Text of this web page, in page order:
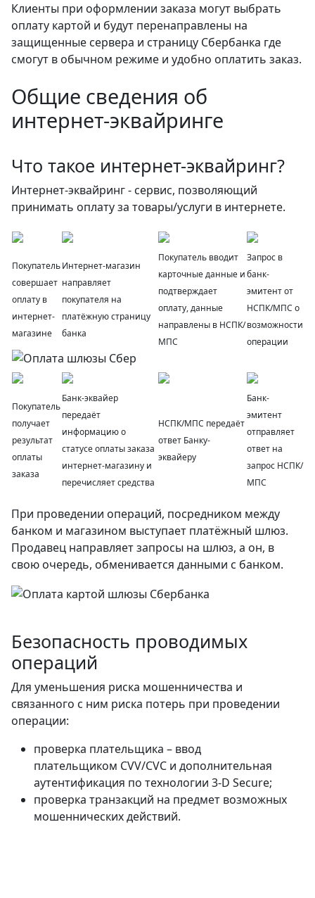
Клиенты при оформлении заказа могут выбрать
оплату картой и будут перенаправлены на
защищенные сервера и страницу Сбербанка где
смогут в обычном режиме и удобно оплатить заказ.
Общие сведения об
интернет-эквайринге
Что такое интернет-эквайринг?
Интернет-эквайринг - сервис, позволяющий
принимать оплату за товары/услуги в интернете.
Покупатель
совершает
оплату в
интернет-
магазине
Интернет-магазин
направляет
покупателя на
платёжную страницу
банка
Покупатель вводит
карточные данные и
подтверждает
оплату, данные
направлены в НСПК/
МПС
Запрос в
банк-
эмитент от
НСПК/МПС о
возможности
операции
Покупатель
получает
результат
оплаты
заказа
Банк-эквайер
передаёт
информацию о
статусе оплаты заказа
интернет-магазину и
перечисляет средства
НСПК/МПС передаёт
ответ Банку-
эквайеру
Банк-
эмитент
отправляет
ответ на
запрос НСПК/
МПС
При проведении операций, посредником между
банком и магазином выступает платёжный шлюз.
Продавец направляет запросы на шлюз, а он, в
свою очередь, обменивается данными с банком.
Безопасность проводимых
операций
Для уменьшения риска мошенничества и
связанного с ним риска потерь при проведении
операции:
проверка плательщика – ввод
плательщиком CVV/CVC и дополнительная
аутентификация по технологии 3-D Secure;
проверка транзакций на предмет возможных
мошеннических действий.